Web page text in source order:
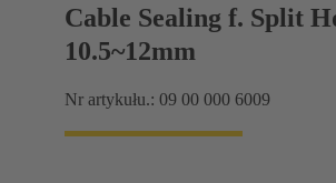
Cable Sealing f. Split
10.5~12mm
Nr artykułu.: 09 00 000 6009